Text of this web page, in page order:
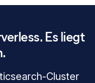
Es liegt
Cluster